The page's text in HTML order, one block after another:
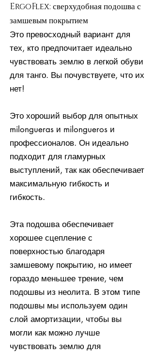
ErgoFlex: сверхудобная подошва с
замшевым покрытием
Это превосходный вариант для
тех, кто предпочитает идеально
чувствовать землю в легкой обуви
для танго. Вы почувствуете, что их
нет!
Это хороший выбор для опытных
milongueras и milongueros и
профессионалов. Он идеально
подходит для гламурных
выступлений, так как обеспечивает
максимальную гибкость и
гибкость.
Эта подошва обеспечивает
хорошее сцепление с
поверхностью благодаря
замшевому покрытию, но имеет
гораздо меньшее трение, чем
подошвы из неолита. В этом типе
подошвы мы используем один
слой амортизации, чтобы вы
могли как можно лучше
чувствовать землю для